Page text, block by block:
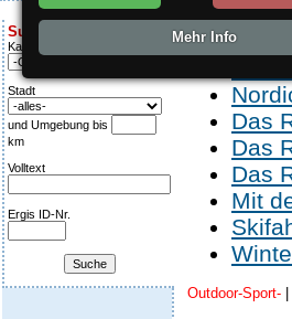
Suche:
Kategorie
Stadt
und Umgebung bis
km
Volltext
Ergis ID-Nr.
ergis.cz>
Das
Das
Das
Mit
Outdoor-Sport-
Mehr Info